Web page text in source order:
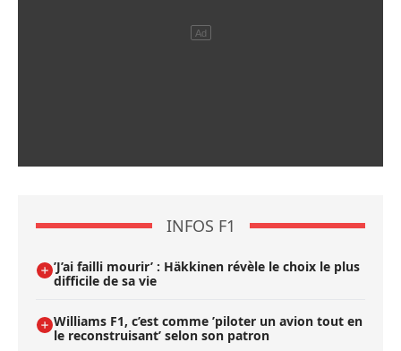
INFOS F1
’J’ai failli mourir’ : Häkkinen révèle le choix le plus
difficile de sa vie
Williams F1, c’est comme ’piloter un avion tout en
le reconstruisant’ selon son patron